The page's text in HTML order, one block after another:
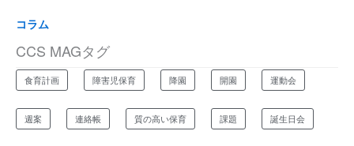
コラム
CCS MAGタグ
食育計画 障害児保育 降園 開園 運動会
週案 連絡帳 質の高い保育 課題 誕生日会